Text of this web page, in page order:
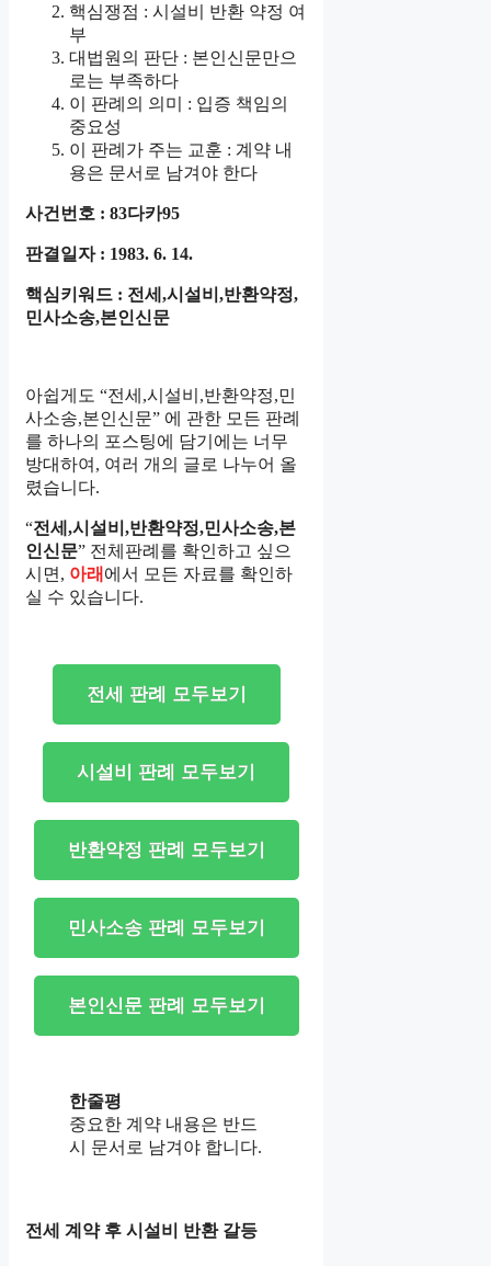
핵심쟁점 : 시설비 반환 약정 여
부
대법원의 판단 : 본인신문만으
로는 부족하다
이 판례의 의미 : 입증 책임의
중요성
이 판례가 주는 교훈 : 계약 내
용은 문서로 남겨야 한다
사건번호 : 83다카95
판결일자 : 1983. 6. 14.
핵심키워드 : 전세,시설비,반환약정,
민사소송,본인신문
아쉽게도 “전세,시설비,반환약정,민
사소송,본인신문” 에 관한 모든 판례
를 하나의 포스팅에 담기에는 너무
방대하여, 여러 개의 글로 나누어 올
렸습니다.
“전세,시설비,반환약정,민사소송,본
인신문” 전체판례를 확인하고 싶으
시면, 아래 에서 모든 자료를 확인하
실 수 있습니다.
전세 판례 모두보기
시설비 판례 모두보기
반환약정 판례 모두보기
민사소송 판례 모두보기
본인신문 판례 모두보기
한줄평
중요한 계약 내용은 반드
시 문서로 남겨야 합니다.
전세 계약 후 시설비 반환 갈등